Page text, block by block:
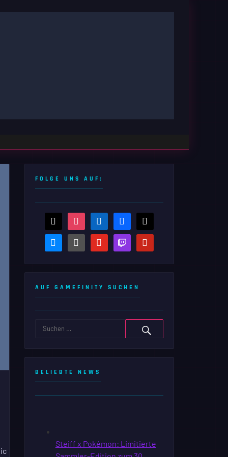
FOLGE UNS AUF:
threads instagramlinkedin facebook
bluesky steam-
square
youtubetwitch pinterest
AUF GAMEFINITY SUCHEN
BELIEBTE NEWS